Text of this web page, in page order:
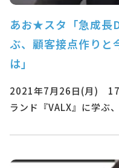
あお★スタ「急成長
ぶ、顧客接点作りと
は」
2021年7月26日(月)
ランド『VALX』に学ぶ